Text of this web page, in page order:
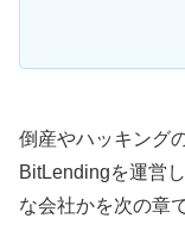
倒産やハッキング
BitLendingを運営
な会社かを次の章